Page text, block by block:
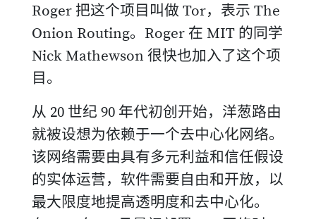
Roger 把这个项目叫做 Tor，表示 The
Onion Routing。Roger 在 MIT 的同学
Nick Mathewson 很快也加入了这个项
目。
从 20 世纪 90 年代初创开始，洋葱路由
就被设想为依赖于一个去中心化网络。
该网络需要由具有多元利益和信任假设
的实体运营，软件需要自由和开放，以
最大限度地提高透明度和去中心化。